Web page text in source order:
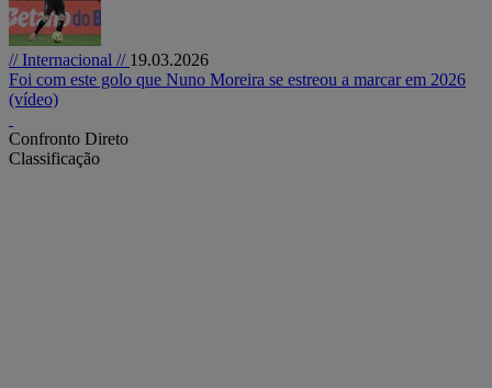
// Internacional // 19.03.2026
Foi com este golo que Nuno Moreira se estreou a marcar em 2026
(vídeo)
Confronto Direto
Classificação